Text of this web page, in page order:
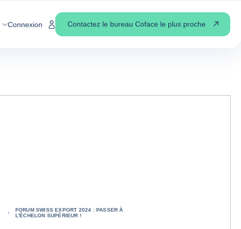
Connexion Contactez le bureau Coface le plus proche
FORUM SWISS EXPORT 2024 : PASSER À
L'ÉCHELON SUPÉRIEUR !